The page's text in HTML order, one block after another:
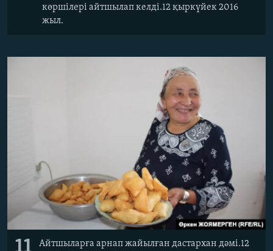
көршілері айтшылап келді.12 қыркүйек 2016
жыл.
Айтшыларға арнап жайылған дастархан дәмі.12